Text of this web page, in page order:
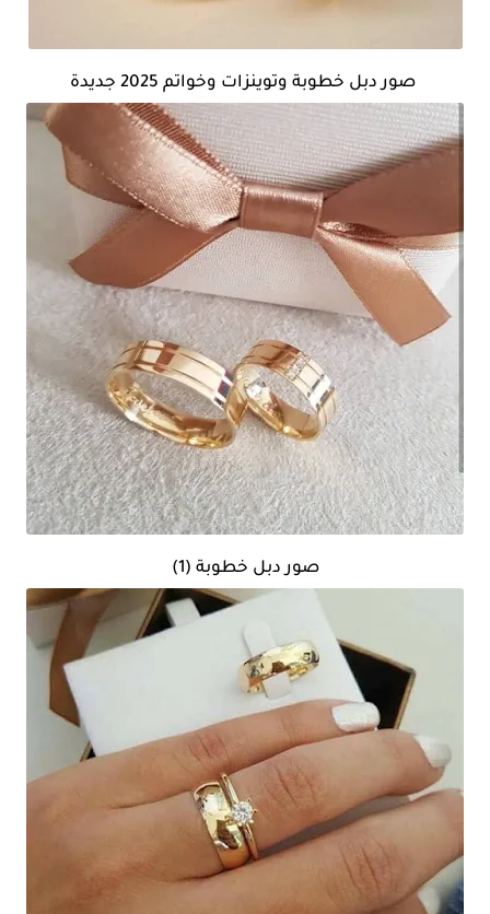
صور دبل خطوبة وتوينزات وخواتم 2025 جديدة
صور دبل خطوبة (1)